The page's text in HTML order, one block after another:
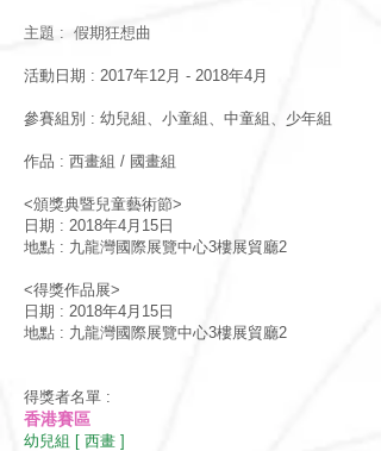
主題 : 假期狂想曲
活動日期 : 2017年12月 - 2018年4月
參賽組別 : 幼兒組、小童組、中童組、少年組
作品 : 西畫組 / 國畫組
<頒獎典暨兒童藝術節>
日期 : 2018年4月15日
地點 : 九龍灣國際展覽中心3樓展貿廳2
<得獎作品展>
日期 : 2018年4月15 日
地點 : 九龍灣國際展覽中心3樓展貿廳2
得獎者名單 :
香港賽區
幼兒組 [ 西畫 ]